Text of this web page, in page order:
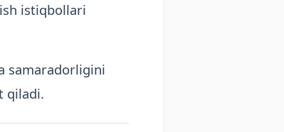
istiqbollari
samaradorligini
qiladi.